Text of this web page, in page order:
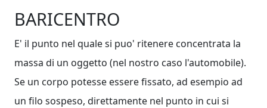
BARICENTRO
E' il punto nel quale si puo' ritenere concentrata la
massa di un oggetto (nel nostro caso l'automobile).
Se un corpo potesse essere fissato, ad esempio ad
un filo sospeso, direttamente nel punto in cui si